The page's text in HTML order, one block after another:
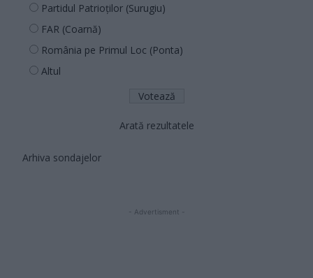
Partidul Patrioților (Surugiu)
FAR (Coarnă)
România pe Primul Loc (Ponta)
Altul
Arată rezultatele
Arhiva sondajelor
- Advertisment -